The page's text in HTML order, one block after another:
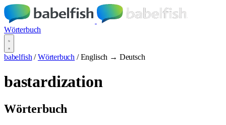
Wörterbuch
babelfish / Wörterbuch / Englisch → Deutsch
bastardization
Wörterbuch